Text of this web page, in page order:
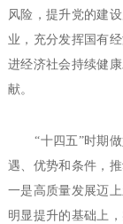
风险，提升党的建
业，充分发挥国有
进经济社会持续健
献。
“十四五”时期做
遇、优势和条件，
一是高质量发展迈
明显提升的基础上